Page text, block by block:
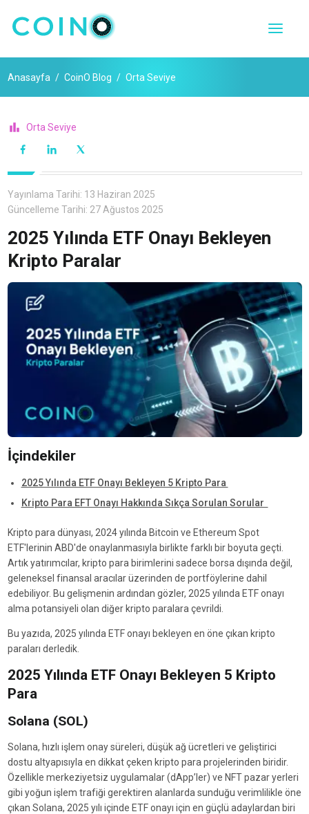
Anasayfa CoinO Blog Orta Seviye
Orta Seviye
Yayınlama Tarihi: 13 Haziran 2025
Güncelleme Tarihi: 27 Ağustos 2025
2025 Yılında ETF Onayı Bekleyen
Kripto Paralar
İçindekiler
2025 Yılında ETF Onayı Bekleyen 5 Kripto Para
Kripto Para EFT Onayı Hakkında Sıkça Sorulan Sorular
Kripto para dünyası, 2024 yılında Bitcoin ve Ethereum Spot
ETF'lerinin ABD'de onaylanmasıyla birlikte farklı bir boyuta geçti.
Artık yatırımcılar, kripto para birimlerini sadece borsa dışında değil,
geleneksel finansal aracılar üzerinden de portföylerine dahil
edebiliyor. Bu gelişmenin ardından gözler, 2025 yılında ETF onayı
alma potansiyeli olan diğer kripto paralara çevrildi.
Bu yazıda, 2025 yılında ETF onayı bekleyen en öne çıkan kripto
paraları derledik.
2025 Yılında ETF Onayı Bekleyen 5 Kripto
Para
Solana (SOL)
Solana, hızlı işlem onay süreleri, düşük ağ ücretleri ve geliştirici
dostu altyapısıyla en dikkat çeken kripto para projelerinden biridir.
Özellikle merkeziyetsiz uygulamalar (dApp’ler) ve NFT pazar yerleri
gibi yoğun işlem trafiği gerektiren alanlarda sunduğu verimlilikle öne
çıkan Solana, 2025 yılı içinde ETF onayı için en güçlü adaylardan biri